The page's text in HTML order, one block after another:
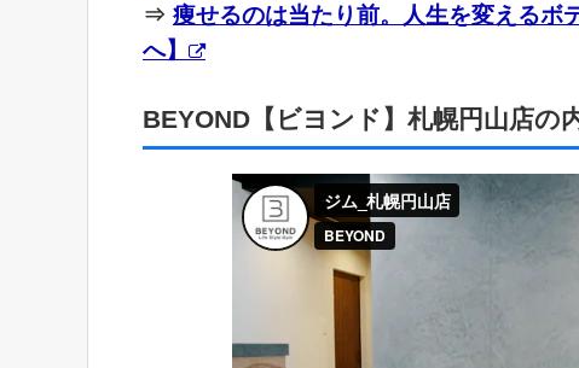
⇒ 痩せるのは当たり前。人生を変えるボ
へ】
BEYOND【ビヨンド】札幌円山店の